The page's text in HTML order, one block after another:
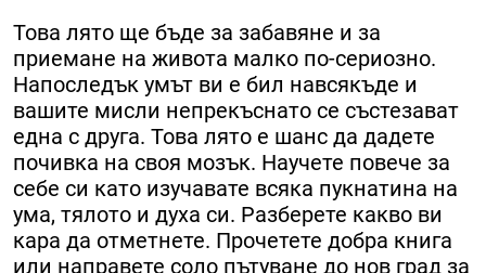
Това лято ще бъде за забавяне и за
приемане на живота малко по-сериозно.
Напоследък умът ви е бил навсякъде и
вашите мисли непрекъснато се състезават
една с друга. Това лято е шанс да дадете
почивка на своя мозък. Научете повече за
себе си като изучавате всяка пукнатина на
ума, тялото и духа си. Разберете какво ви
кара да отметнете. Прочетете добра книга
или направете соло пътуване до нов град за